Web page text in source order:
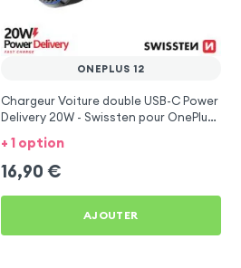
ONEPLUS 12
Chargeur Voiture double USB-C Power
Delivery 20W - Swissten pour OnePlus
+ 1 option
16,90 €
AJOUTER